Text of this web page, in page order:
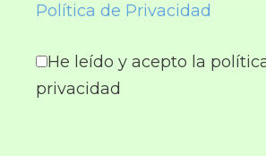
Política de Privacidad
He leído y acepto la
privacidad